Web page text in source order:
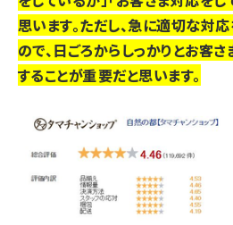
思います。ただし、急に適切な対
ので、日ごろからしっかりとお客
することが重要だと思います。